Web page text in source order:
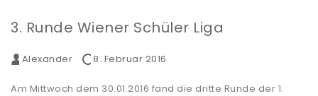
3. Runde Wiener Schüler Liga
Alexander 8. Februar 2016
Am Mittwoch dem 30.01.2016 fand die dritte Runde der 1.